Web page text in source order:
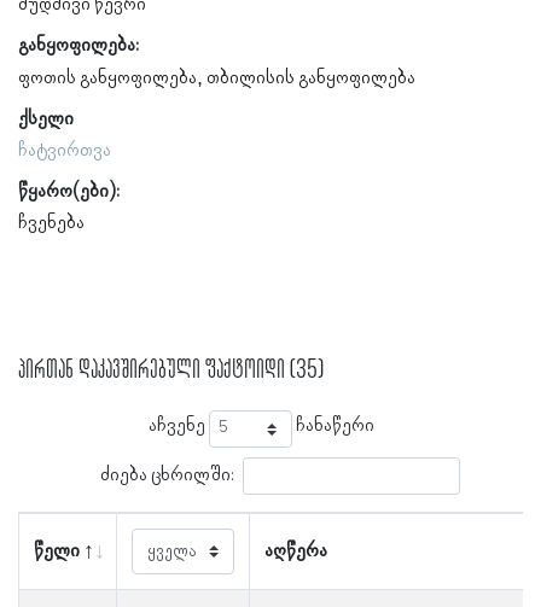
მუდმივი წევრი
განყოფილება:
ფოთის განყოფილება თბილისის განყოფილება
ქსელი
ჩატვირთვა
წყარო(ები):
ჩვენება
პირთან დაკავშირებული ფაქტოიდი (35)
აჩვენე ჩანაწერი
ძიება ცხრილში:
წელი აღწერა